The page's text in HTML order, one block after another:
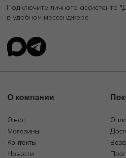
Подключите личного ассистента
в удобном мессенджере
О компании
О нас
Магазины
Контакты
Новости